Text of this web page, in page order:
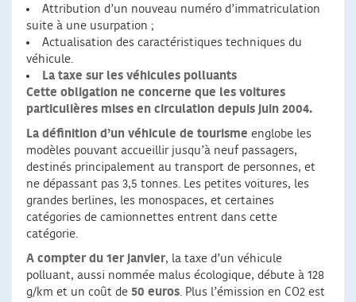
Attribution d’un nouveau numéro d’immatriculation
suite à une usurpation ;
Actualisation des caractéristiques techniques du
véhicule.
La taxe sur les véhicules polluants
Cette obligation ne concerne que les voitures
particulières mises en circulation depuis juin 2004.
La définition d’un véhicule de tourisme englobe les
modèles pouvant accueillir jusqu’à neuf passagers,
destinés principalement au transport de personnes, et
ne dépassant pas 3,5 tonnes. Les petites voitures, les
grandes berlines, les monospaces, et certaines
catégories de camionnettes entrent dans cette
catégorie.
A compter du 1er janvier, la taxe d’un véhicule
polluant, aussi nommée malus écologique, débute à 128
g/km et un coût de 50 euros. Plus l’émission en CO2 est